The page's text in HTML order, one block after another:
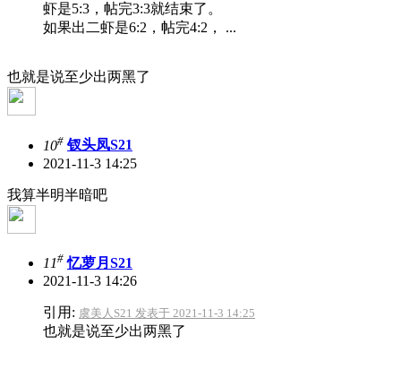
虾是5:3，帖完3:3就结束了。
如果出二虾是6:2，帖完4:2， ...
也就是说至少出两黑了
10# 钗头凤S21
2021-11-3 14:25
我算半明半暗吧
11# 忆萝月S21
2021-11-3 14:26
引用: 虞美人S21 发表于 2021-11-3 14:25
也就是说至少出两黑了